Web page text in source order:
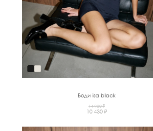
Боди isa black
14 900 ₽
10 430 ₽